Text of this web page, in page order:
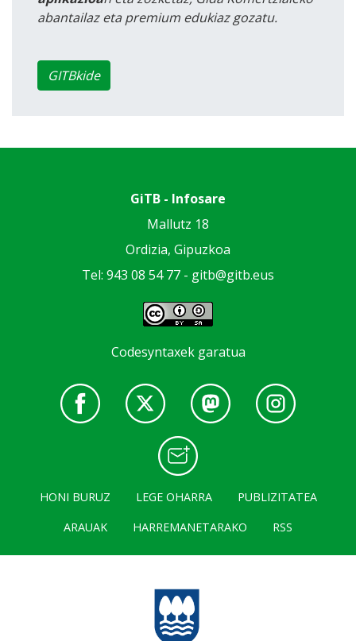
abantailaz eta premium edukiaz gozatu.
GITBkide
GiTB - Infosare
Mallutz 18
Ordizia, Gipuzkoa
Tel: 943 08 54 77 - gitb@gitb.eus
Codesyntaxek garatua
HONI BURUZ LEGE OHARRA
PUBLIZITATEA
ARAUAK
HARREMANETARAKO RSS